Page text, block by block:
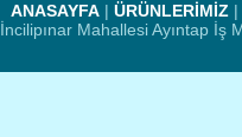
ANASAYFA | ÜRÜNLERİMİZ |
İncilipınar Mahallesi Ayıntap İş